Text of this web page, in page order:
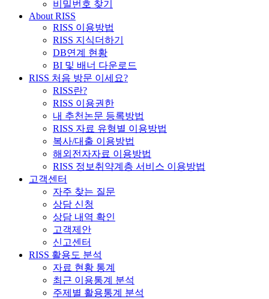
비밀번호 찾기
About RISS
RISS 이용방법
RISS 지식더하기
DB연계 현황
BI 및 배너 다운로드
RISS 처음 방문 이세요?
RISS란?
RISS 이용권한
내 추천논문 등록방법
RISS 자료 유형별 이용방법
복사/대출 이용방법
해외전자자료 이용방법
RISS 정보취약계층 서비스 이용방법
고객센터
자주 찾는 질문
상담 신청
상담 내역 확인
고객제안
신고센터
RISS 활용도 분석
자료 현황 통계
최근 이용통계 분석
주제별 활용통계 분석